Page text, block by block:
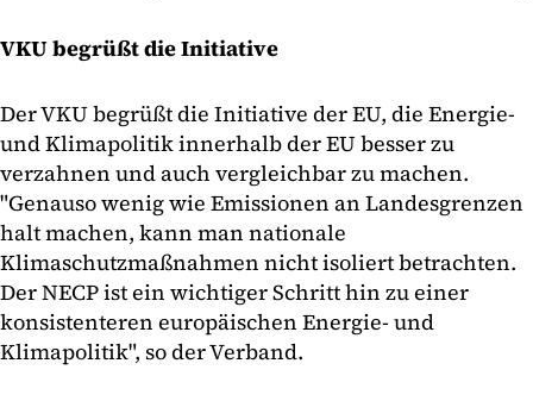
VKU begrüßt die Initiative
Der VKU begrüßt die Initiative der EU, die Energie-
und Klimapolitik innerhalb der EU besser zu
verzahnen und auch vergleichbar zu machen.
"Genauso wenig wie Emissionen an Landesgrenzen
halt machen, kann man nationale
Klimaschutzmaßnahmen nicht isoliert betrachten.
Der NECP ist ein wichtiger Schritt hin zu einer
konsistenteren europäischen Energie- und
Klimapolitik", so der Verband.